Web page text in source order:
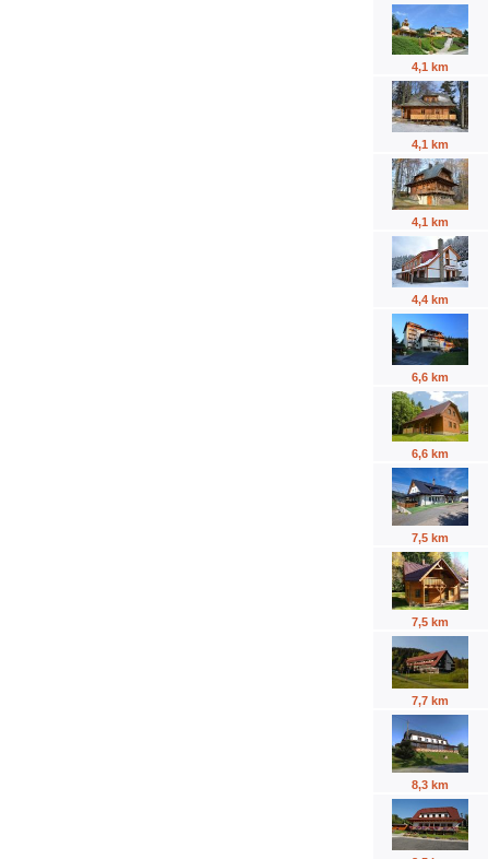
4,1 km
4,1 km
4,1 km
4,4 km
6,6 km
6,6 km
7,5 km
7,5 km
7,7 km
8,3 km